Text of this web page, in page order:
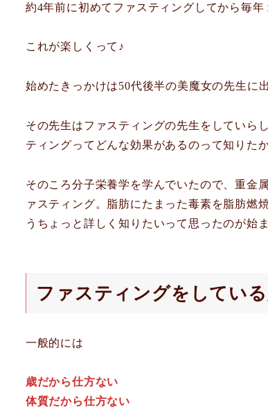
約4年前に初めてファスティングしてから毎
これが楽しくって♪
始めたきっかけは50代後半の美魔女の先生に
その先生はファスティングの先生をしていら
ティングってどんな効果があるのって知りた
そのころ分子栄養学を学んでいたので、重金
ァスティング。脂肪にたまった毒素を脂肪燃
うちょっと詳しく知りたいって思ったのが始
ファスティングをしてい
一般的には
歳だから仕方ない
体質だから仕方ない